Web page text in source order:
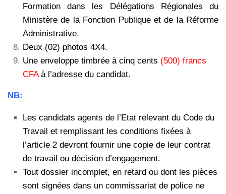
Formation dans les Délégations Régionales du
Ministère de la Fonction Publique et de la Réforme
Administrative.
Deux (02) photos 4X4.
Une enveloppe timbrée à cinq cents (500) francs
CFAà l’adresse du candidat.
NB:
Les candidats agents de l’Etat relevant du Code du
Travail et remplissant les conditions fixées à
l’article 2 devront fournir une copie de leur contrat
de travail ou décision d’engagement.
Tout dossier incomplet, en retard ou dont les pièces
sont signées dans un commissariat de police ne